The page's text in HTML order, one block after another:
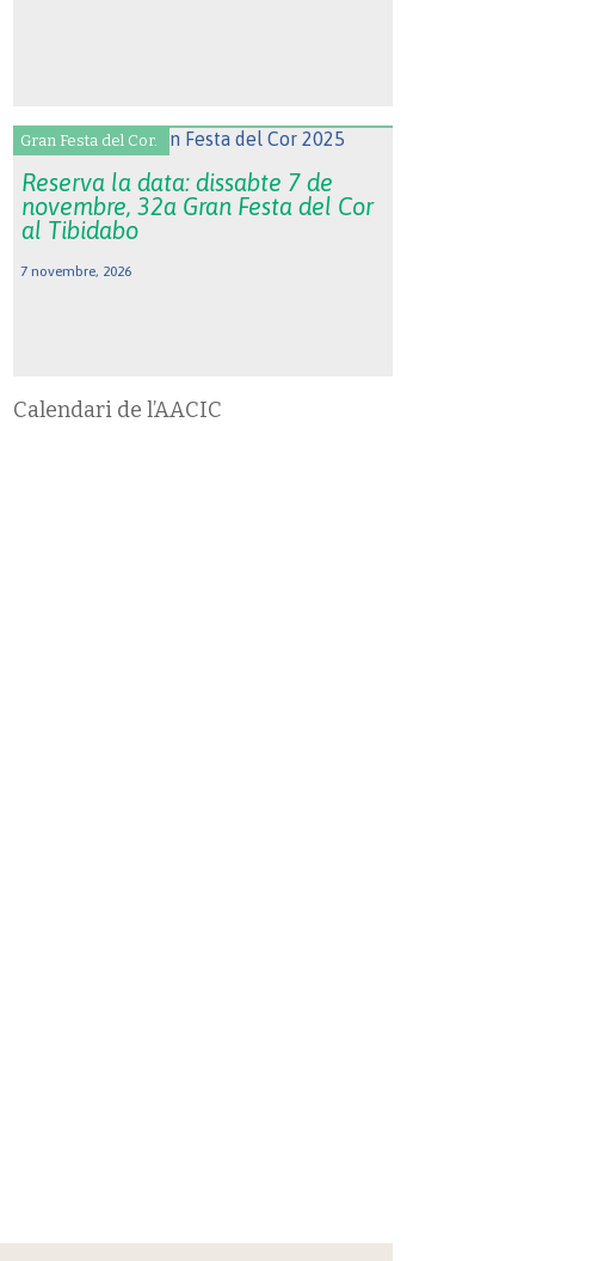
Gran Festa del Cor.
Reserva la data: dissabte 7 de
novembre, 32a Gran Festa del Cor
al Tibidabo
7 novembre, 2026
Calendari de l’AACIC